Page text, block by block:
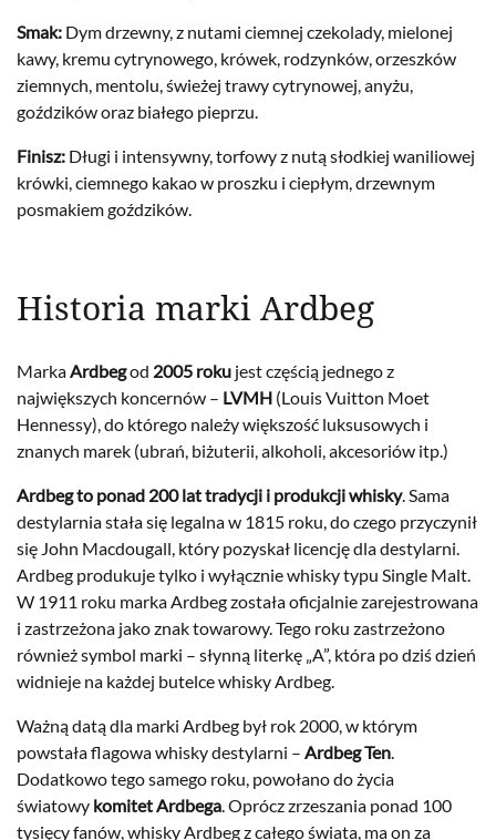
Smak: Dym drzewny, z nutami ciemnej czekolady, mielonej
kawy, kremu cytrynowego, krówek, rodzynków, orzeszków
ziemnych, mentolu, świeżej trawy cytrynowej, anyżu,
goździków oraz białego pieprzu.
Finisz: Długi i intensywny, torfowy z nutą słodkiej waniliowej
krówki, ciemnego kakao w proszku i ciepłym, drzewnym
posmakiem goździków.
Historia marki Ardbeg
MarkaArdbegod 2005 roku jest częścią jednego z
największych koncernów – LVMH (Louis Vuitton Moet
Hennessy), do którego należy większość luksusowych i
znanych marek (ubrań, biżuterii, alkoholi, akcesoriów itp.)
Ardbeg to ponad 200 lat tradycji i produkcji whisky. Sama
destylarnia stała się legalna w 1815 roku, do czego przyczynił
się John Macdougall, który pozyskał licencję dla destylarni.
Ardbeg produkuje tylko i wyłącznie whisky typu Single Malt.
W 1911 roku marka Ardbeg została oficjalnie zarejestrowana
i zastrzeżona jako znak towarowy. Tego roku zastrzeżono
również symbol marki – słynną literkę „A”, która po dziś dzień
widnieje na każdej butelce whisky Ardbeg.
Ważną datą dla marki Ardbeg był rok 2000, w którym
powstała flagowa whisky destylarni – Ardbeg Ten.
Dodatkowo tego samego roku, powołano do życia
światowy komitet Ardbega. Oprócz zrzeszania ponad 100
tysięcy fanów, whisky Ardbeg z całego świata, ma on za